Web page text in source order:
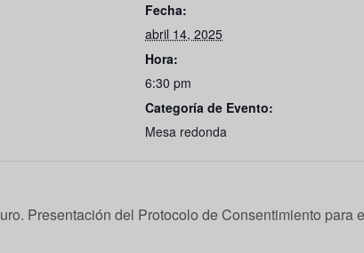
Fecha:
abril 14, 2025
Hora:
6:30 pm
Categoría de Evento:
Mesa redonda
Presentación del Protocolo de Consentimiento para